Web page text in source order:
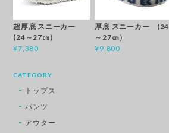
超厚底 スニーカー
(24～27㎝）
¥7,380
厚底 スニーカー (24
～27㎝）
¥9,800
CATEGORY
トップス
パンツ
アウター